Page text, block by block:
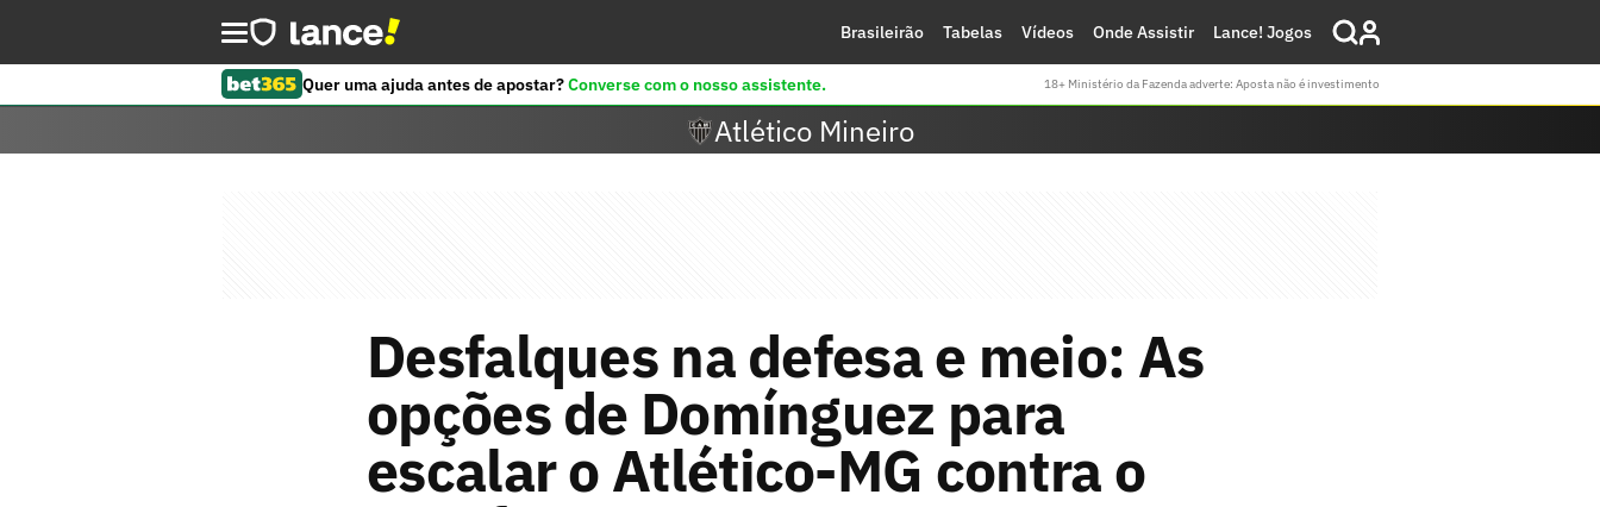
Brasileirão Tabelas Vídeos Onde Assistir Lance! Jogos
Quer uma ajuda antes de apostar?Converse com o nosso assistente. 18+ Ministério da Fazenda adverte: Aposta não é investimento
Atlético Mineiro
Desfalques na defesa e meio: As
opções de Domínguez para
escalar o Atlético-MG contra o